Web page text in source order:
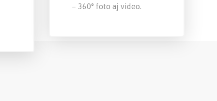
– 360° foto aj video.